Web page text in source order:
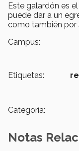
Este galardón es
puede dar a un
como también por
Campus:
Etiquetas:
Categoría:
Notas